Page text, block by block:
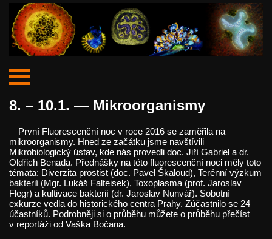
8. – 10.1. — Mikroorganismy
První Fluorescenční noc v roce 2016 se zaměřila na
mikroorganismy. Hned ze začátku jsme navštívili
Mikrobiologický ústav, kde nás provedli doc. Jiří Gabriel a dr.
Oldřich Benada. Přednášky na této fluorescenční noci měly toto
témata: Diverzita prostist (doc. Pavel Škaloud), Terénní výzkum
bakterií (Mgr. Lukáš Falteisek), Toxoplasma (prof. Jaroslav
Flegr) a kultivace bakterií (dr. Jaroslav Nunvář). Sobotní
exkurze vedla do historického centra Prahy. Zúčastnilo se 24
účastníků. Podrobněji si o průběhu můžete o průběhu přečíst
v reportáži od Vaška Bočana.